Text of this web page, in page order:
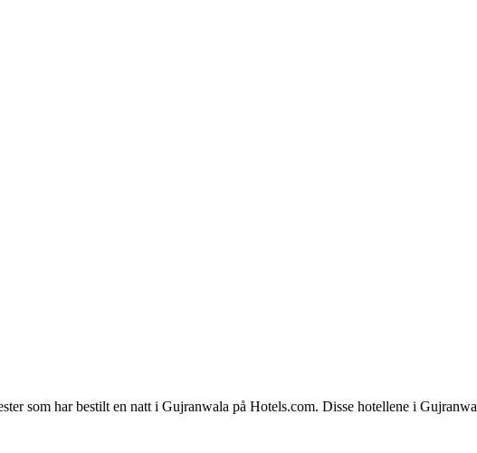
som har bestilt en natt i Gujranwala på Hotels.com. Disse hotellene i